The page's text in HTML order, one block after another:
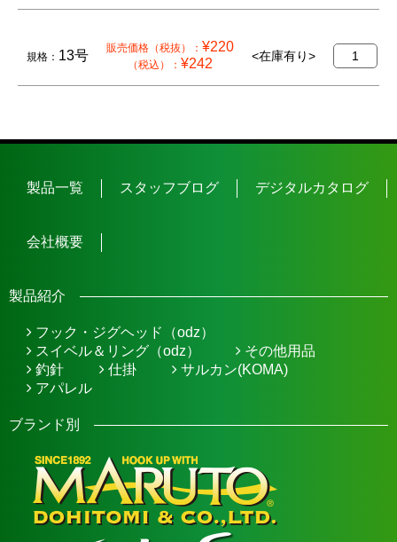
規格： 13号 販売価格（税抜）： ¥220
（税込）： ¥242 <在庫有り>
製品一覧 スタッフブログ デジタルカタログ
会社概要
製品紹介
フック・ジグヘッド（odz）
スイベル＆リング（odz）
その他用品
釣針
仕掛
サルカン(KOMA)
アパレル
ブランド別